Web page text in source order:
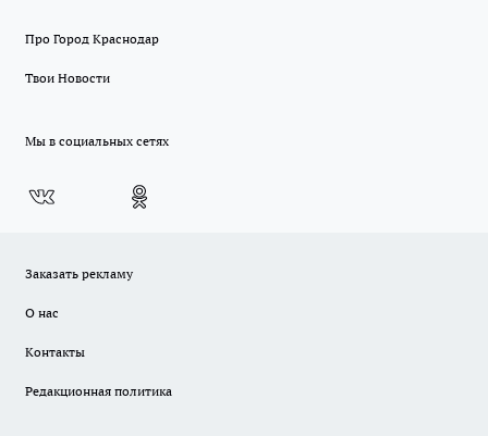
Про Город Краснодар
Твои Новости
Мы в социальных сетях
Заказать рекламу
О нас
Контакты
Редакционная политика